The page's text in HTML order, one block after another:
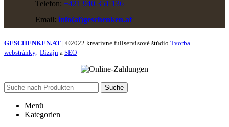
Telefon: +421 940 351 136
Email: info(at)geschenken.at
GESCHENKEN.AT | ©2022 kreatívne fullservisové štúdio Tvorba
webstránky, Dizajn a SEO
Suche
Menü
Kategorien